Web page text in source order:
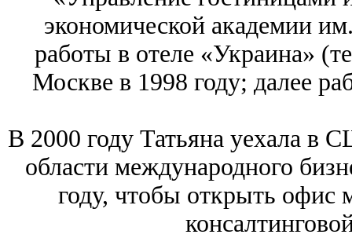
экономической академии
работы в отеле «Украина»
Москве в 1998 году; далее
В 2000 году Татьяна уехала в
области международного
году, чтобы открыть офис